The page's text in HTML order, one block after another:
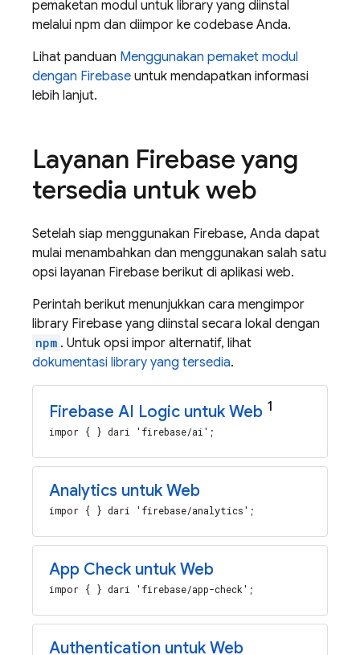
pemaketan modul untuk library yang diinstal
melalui npm dan diimpor ke codebase Anda.
Lihat panduan Menggunakan pemaket modul
dengan Firebase untuk mendapatkan informasi
lebih lanjut.
Layanan Firebase yang
tersedia untuk web
Setelah siap menggunakan Firebase, Anda dapat
mulai menambahkan dan menggunakan salah satu
opsi layanan Firebase berikut di aplikasi web.
Perintah berikut menunjukkan cara mengimpor
library Firebase yang diinstal secara lokal dengan
npm . Untuk opsi impor alternatif, lihat
dokumentasi library yang tersedia.
Firebase AI Logic untuk Web 1
impor { } dari 'firebase/ai';
Analytics untuk Web
impor { } dari 'firebase/analytics';
App Check untuk Web
impor { } dari 'firebase/app-check';
Authentication untuk Web